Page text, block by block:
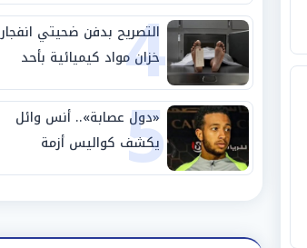
4
التصريح بدفن ضحيتي انفجار
خزان مواد كيميائية بأحد
مصانع الفيوم
5
«دول عصابة».. أنس وائل
يكشف كواليس أزمة
استبعاده المفاجئ من